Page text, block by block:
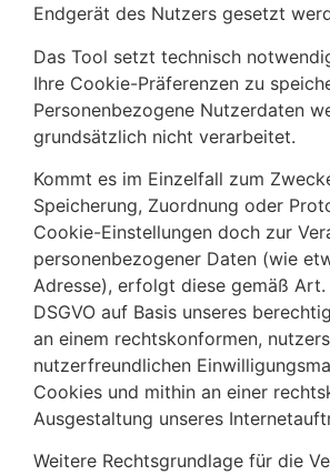
Endgerät des Nutzers gesetzt
Das Tool setzt technisch
Ihre Cookie-Präferenzen zu
Personenbezogene Nutzerdaten
grundsätzlich nicht verarbeitet.
Kommt es im Einzelfall zum
Speicherung, Zuordnung oder
Cookie-Einstellungen doch zur
personenbezogener Daten (wie
Adresse), erfolgt diese gemäß
DSGVO auf Basis unseres
an einem rechtskonformen,
nutzerfreundlichen
Cookies und mithin an einer
Ausgestaltung unseres
Weitere Rechtsgrundlage für die